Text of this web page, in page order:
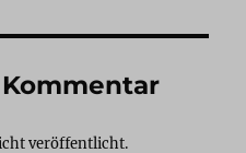
veröffentlicht.